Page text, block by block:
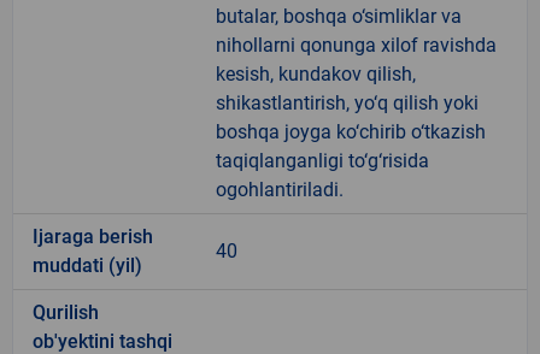
butalar, boshqa o‘simliklar va
nihollarni qonunga xilof ravishda
kesish, kundakov qilish,
shikastlantirish, yo‘q qilish yoki
boshqa joyga ko‘chirib o‘tkazish
taqiqlanganligi to‘g‘risida
ogohlantiriladi.
Ijaraga berish
muddati (yil)
40
Qurilish
ob'yektini tashqi